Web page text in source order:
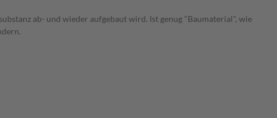
ab- und wieder aufgebaut wird. Ist genug "Baumaterial", wie